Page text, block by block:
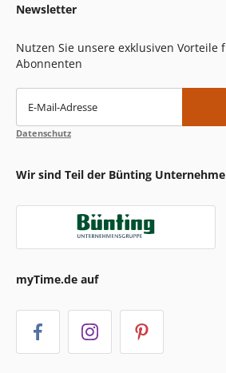
Newsletter
Nutzen Sie unsere exklusiven Vorteile
Abonnenten
E-Mail-Adresse
Datenschutz
Wir sind Teil der Bünting
myTime.de auf